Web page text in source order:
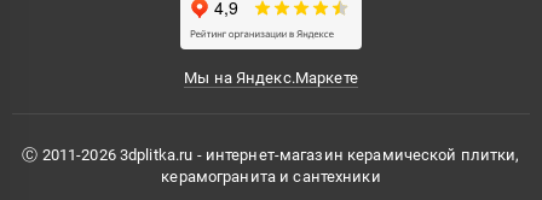
Мы на Яндекс.Маркете
Ⓒ 2011-2026 3dplitka.ru - интернет-магазин керамической плитки,
керамогранита и сантехники